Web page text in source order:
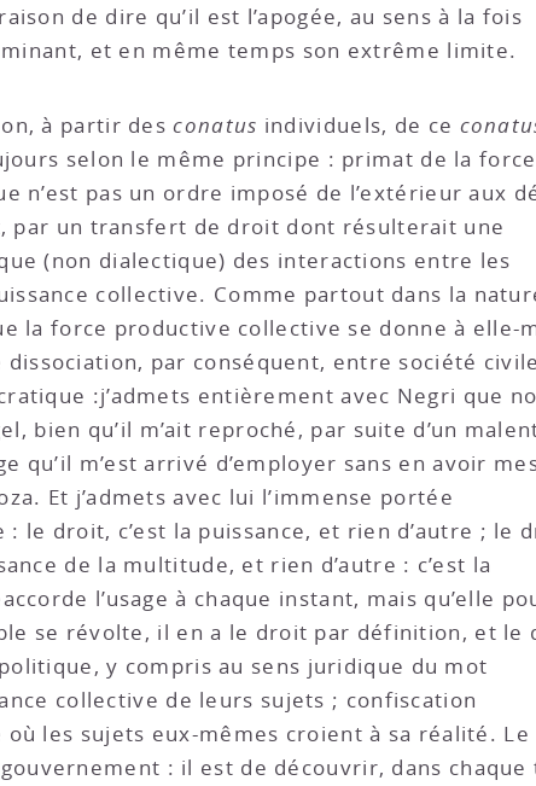
de dire qu’il est l’apogée, au sens à la fois
et en même temps son extrême limite.
à partir desconatus individuels, de ce
selon le même principe : primat de la force
pas un ordre imposé de l’extérieur aux
par un transfert de droit dont résulterait une
(non dialectique) des interactions entre les
collective. Comme partout dans la
la force productive collective se donne à elle-
par conséquent, entre société
:j’admets entièrement avec Negri que
bien qu’il m’ait reproché, par suite d’un
qu’il m’est arrivé d’employer sans en avoir
Et j’admets avec lui l’immense portée
droit, c’est la puissance, et rien d’autre ; le
de la multitude, et rien d’autre : c’est la
l’usage à chaque instant, mais qu’elle
se révolte, il en a le droit par définition, et le
y compris au sens juridique du mot
collective de leurs sujets ; confiscation
les sujets eux-mêmes croient à sa réalité. Le
: il est de découvrir, dans chaque